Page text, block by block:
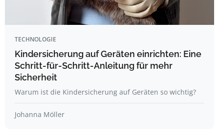
TECHNOLOGIE
Kindersicherung auf Geräten einrichten: Eine
Schritt-für-Schritt-Anleitung für mehr
Sicherheit
Warum ist die Kindersicherung auf Geräten so wichtig?
Johanna Möller